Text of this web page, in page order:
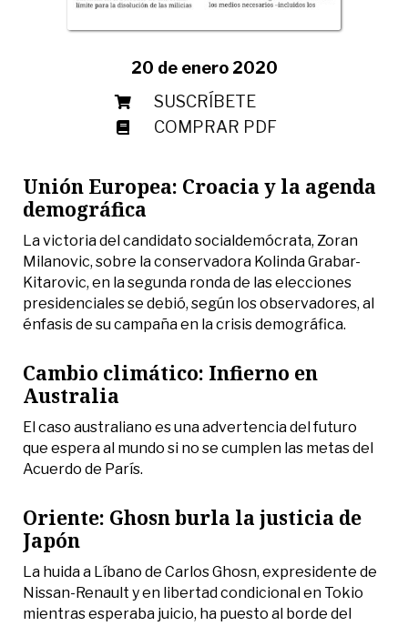
20 de enero 2020
SUSCRÍBETE
COMPRAR PDF
Unión Europea: Croacia y la agenda
demográfica
La victoria del candidato socialdemócrata, Zoran
Milanovic, sobre la conservadora Kolinda Grabar-
Kitarovic, en la segunda ronda de las elecciones
presidenciales se debió, según los observadores, al
énfasis de su campaña en la crisis demográfica.
Cambio climático: Infierno en
Australia
El caso australiano es una advertencia del futuro
que espera al mundo si no se cumplen las metas del
Acuerdo de París.
Oriente: Ghosn burla la justicia de
Japón
La huida a Líbano de Carlos Ghosn, expresidente de
Nissan-Renault y en libertad condicional en Tokio
mientras esperaba juicio, ha puesto al borde del